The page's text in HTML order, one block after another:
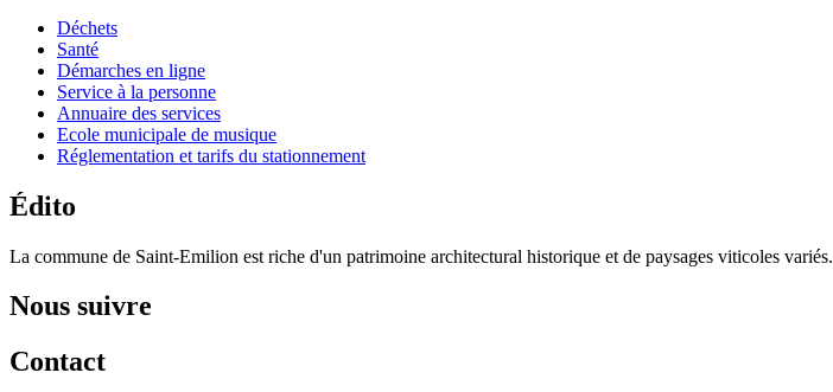
Déchets
Santé
Démarches en ligne
Service à la personne
Annuaire des services
Ecole municipale de musique
Réglementation et tarifs du stationnement
Édito
La commune de Saint-Emilion est riche d'un patrimoine architectural historique et de paysages viticoles variés.
Nous suivre
Contact